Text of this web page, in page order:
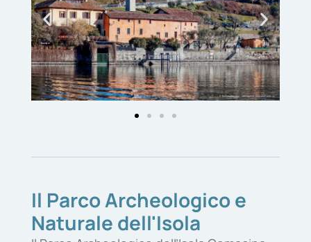
Il Parco Archeologico e
Naturale dell'Isola